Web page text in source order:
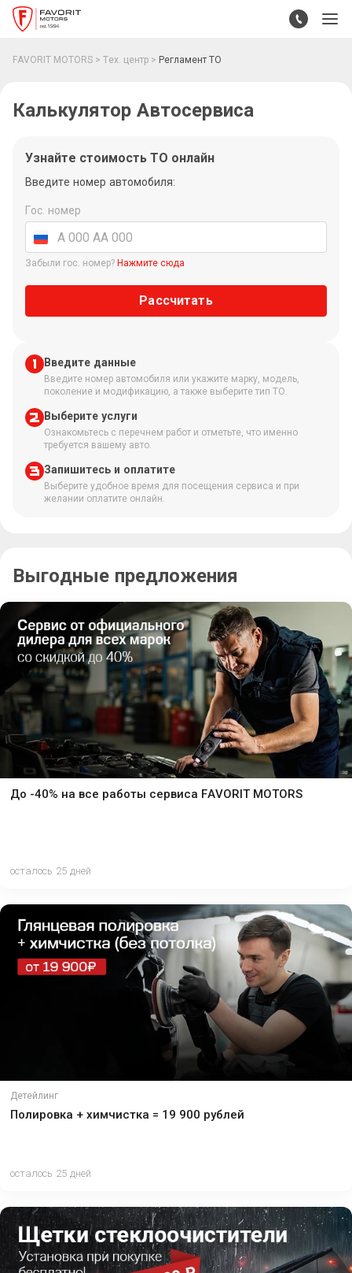
FAVORIT MOTORS Тех. центр Регламент ТО
Калькулятор Автосервиса
Узнайте стоимость ТО онлайн
Введите номер автомобиля:
Гос. номер
Забыли гос. номер? Нажмите сюда
Рассчитать
Введите данные
Введите номер автомобиля или укажите марку, модель,
поколение и модификацию, а также выберите тип ТО.
Выберите услуги
Ознакомьтесь с перечнем работ и отметьте, что именно
требуется вашему авто.
Запишитесь и оплатите
Выберите удобное время для посещения сервиса и при
желании оплатите онлайн.
Выгодные предложения
До -40% на все работы сервиса FAVORIT MOTORS
осталось 25 дней
Детейлинг
Полировка + химчистка = 19 900 рублей
осталось 25 дней